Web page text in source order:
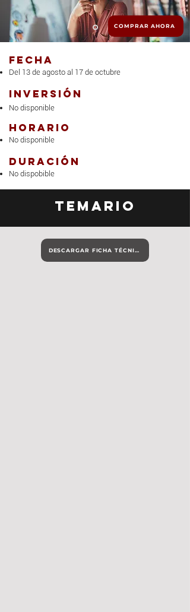
COMPRAR AHORA
Fecha
Del 13 de agosto al 17 de octubre
Inversión
No disponible
Horario
No disponible
Duración
No dispobible
Temario
DESCARGAR FICHA TÉCNICA